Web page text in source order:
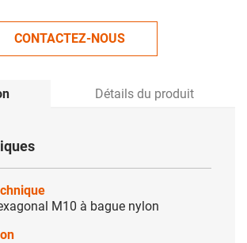
CONTACTEZ-NOUS
Détails du produit
M10 à bague nylon